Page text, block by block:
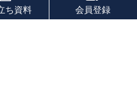
ち資料 会員登録